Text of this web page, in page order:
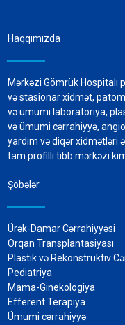
Haqqımızda
Mərkəzi Gömrük Hospitalı
və stasionar xidmət,
və ümumi laboratoriya,
və ümumi cərrahiyyə,
yardım və diqər xidmətləri
tam profilli tibb mərkəzi
Şöbələr
Ürək-Damar Cərrahiyyəsi
Orqan Transplantasiyası
Plastik və Rekonstruktiv
Pediatriya
Mama-Ginekologiya
Efferent Terapiya
Ümumi cərrahiyyə